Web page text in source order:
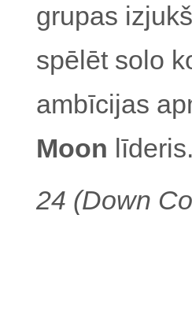
grupas
spēlēt solo
ambīcijas
Moon
24 (Down